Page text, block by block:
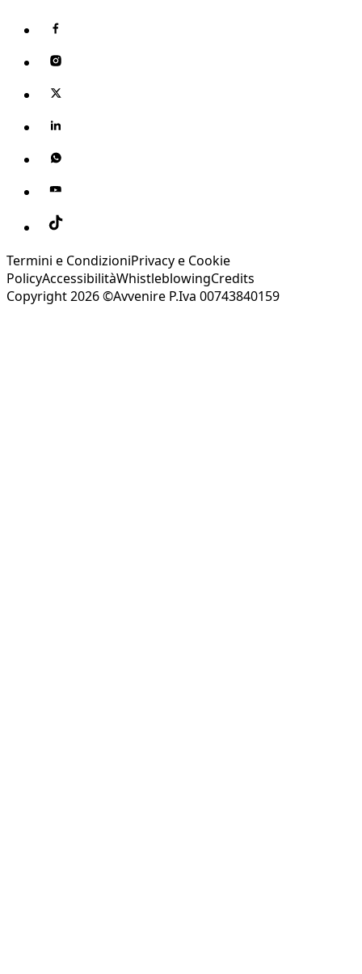
Termini e CondizioniPrivacy e Cookie
PolicyAccessibilitàWhistleblowingCredits
Copyright 2026 ©Avvenire P.Iva 00743840159